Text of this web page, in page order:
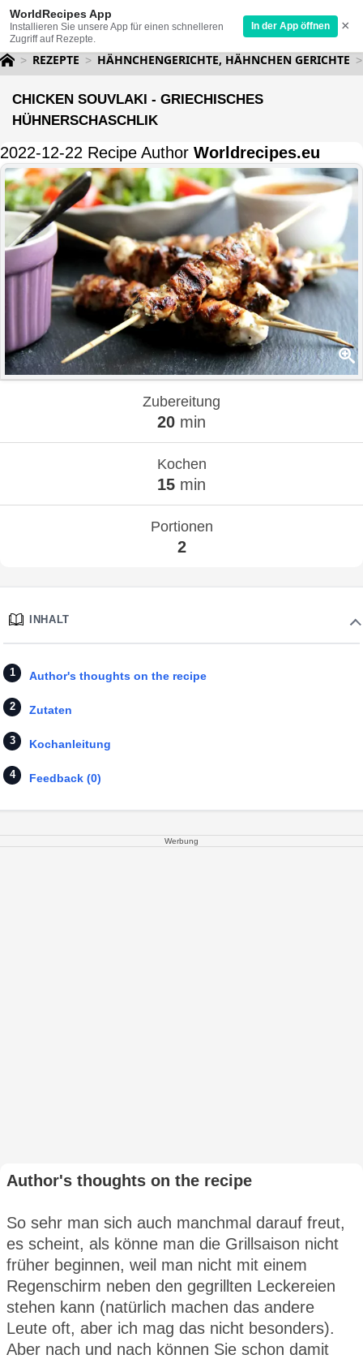
WorldRecipes App
Installieren Sie unsere App für einen schnelleren
Zugriff auf Rezepte.
In der App öffnen ×
REZEPTE HÄHNCHENGERICHTE, HÄHNCHEN GERICHTE
CHICKEN SOUVLAKI - GRIECHISCHES
HÜHNERSCHASCHLIK
2022-12-22 Recipe Author Worldrecipes.eu
Zubereitung
20 min
Kochen
15 min
Portionen
2
INHALT
Author's thoughts on the recipe
Zutaten
Kochanleitung
Feedback (0)
Werbung
Author's thoughts on the recipe
So sehr man sich auch manchmal darauf freut,
es scheint, als könne man die Grillsaison nicht
früher beginnen, weil man nicht mit einem
Regenschirm neben den gegrillten Leckereien
stehen kann (natürlich machen das andere
Leute oft, aber ich mag das nicht besonders).
Aber nach und nach können Sie schon damit